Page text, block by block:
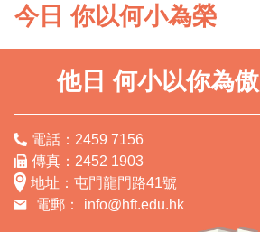
今日 你以何小為榮
他日 何小以你為傲
電話：2459 7156
傳真：2452 1903
地址：屯門龍門路41號
電郵：
info@hft.edu.hk